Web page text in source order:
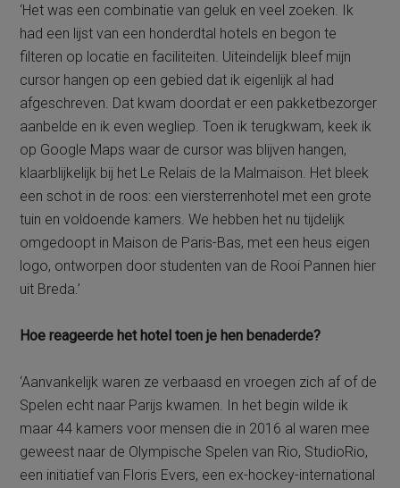
‘Het was een combinatie van geluk en veel zoeken. Ik
had een lijst van een honderdtal hotels en begon te
filteren op locatie en faciliteiten. Uiteindelijk bleef mijn
cursor hangen op een gebied dat ik eigenlijk al had
afgeschreven. Dat kwam doordat er een pakketbezorger
aanbelde en ik even wegliep. Toen ik terugkwam, keek ik
op Google Maps waar de cursor was blijven hangen,
klaarblijkelijk bij het Le Relais de la Malmaison. Het bleek
een schot in de roos: een viersterrenhotel met een grote
tuin en voldoende kamers. We hebben het nu tijdelijk
omgedoopt in Maison de Paris-Bas, met een heus eigen
logo, ontworpen door studenten van de Rooi Pannen hier
uit Breda.’
Hoe reageerde het hotel toen je hen benaderde?
‘Aanvankelijk waren ze verbaasd en vroegen zich af of de
Spelen echt naar Parijs kwamen. In het begin wilde ik
maar 44 kamers voor mensen die in 2016 al waren mee
geweest naar de Olympische Spelen van Rio, StudioRio,
een initiatief van Floris Evers, een ex-hockey-international